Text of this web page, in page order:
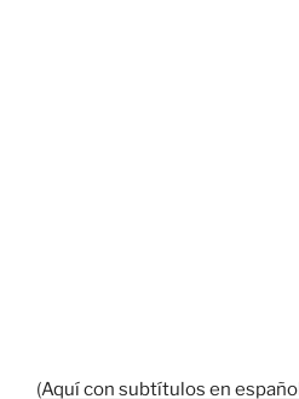
(Aquí con subtítulos en español